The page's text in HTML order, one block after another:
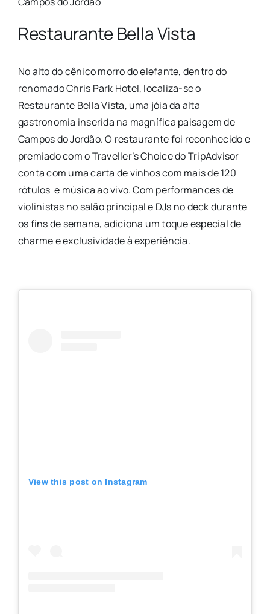
Restaurante Bella Vista
No alto do cênico morro do elefante, dentro do
renomado Chris Park Hotel, localiza-se o
Restaurante Bella Vista, uma jóia da alta
gastronomia inserida na magnífica paisagem de
Campos do Jordão. O restaurante foi reconhecido e
premiado com o Traveller’s Choice do TripAdvisor
conta com uma carta de vinhos com mais de 120
rótulos e música ao vivo. Com performances de
violinistas no salão principal e DJs no deck durante
os fins de semana, adiciona um toque especial de
charme e exclusividade à experiência.
View this post on Instagram